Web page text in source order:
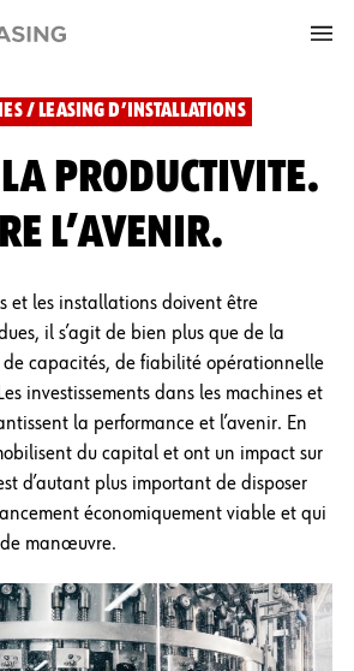
/ LEASING D’INSTALLATIONS
PRODUCTIVITE.
L’AVENIR.
et les installations doivent être
il s’agit de bien plus que de la
de capacités, de fiabilité opérationnelle
investissements dans les machines et
la performance et l’avenir. En
du capital et ont un impact sur
d’autant plus important de disposer
économiquement viable et qui
de manœuvre.